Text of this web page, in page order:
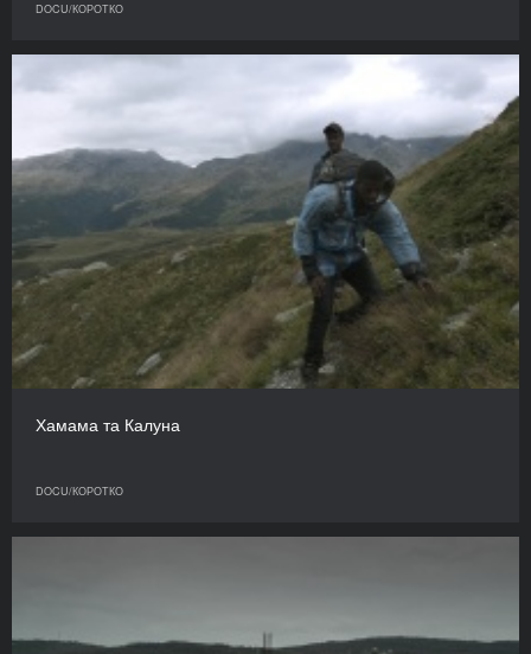
DOCU/КОРОТКО
Хамама та Калуна
DOCU/КОРОТКО